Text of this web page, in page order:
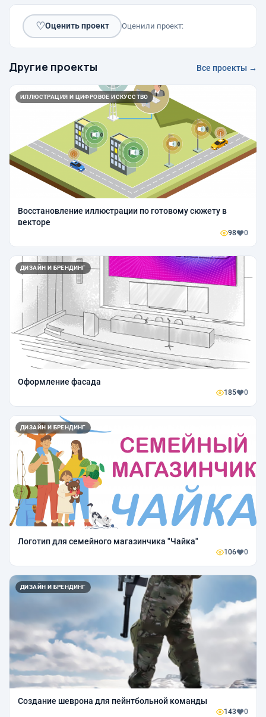
♡Оценить проект Оценили проект:
Другие проекты Все проекты →
ИЛЛЮСТРАЦИЯ И ЦИФРОВОЕ ИСКУССТВО
Восстановление иллюстрации по готовому сюжету в
векторе
98 0
ДИЗАЙН И БРЕНДИНГ
Оформление фасада
185 0
ДИЗАЙН И БРЕНДИНГ
Логотип для семейного магазинчика "Чайка"
106 0
ДИЗАЙН И БРЕНДИНГ
Создание шеврона для пейнтбольной команды
143 0